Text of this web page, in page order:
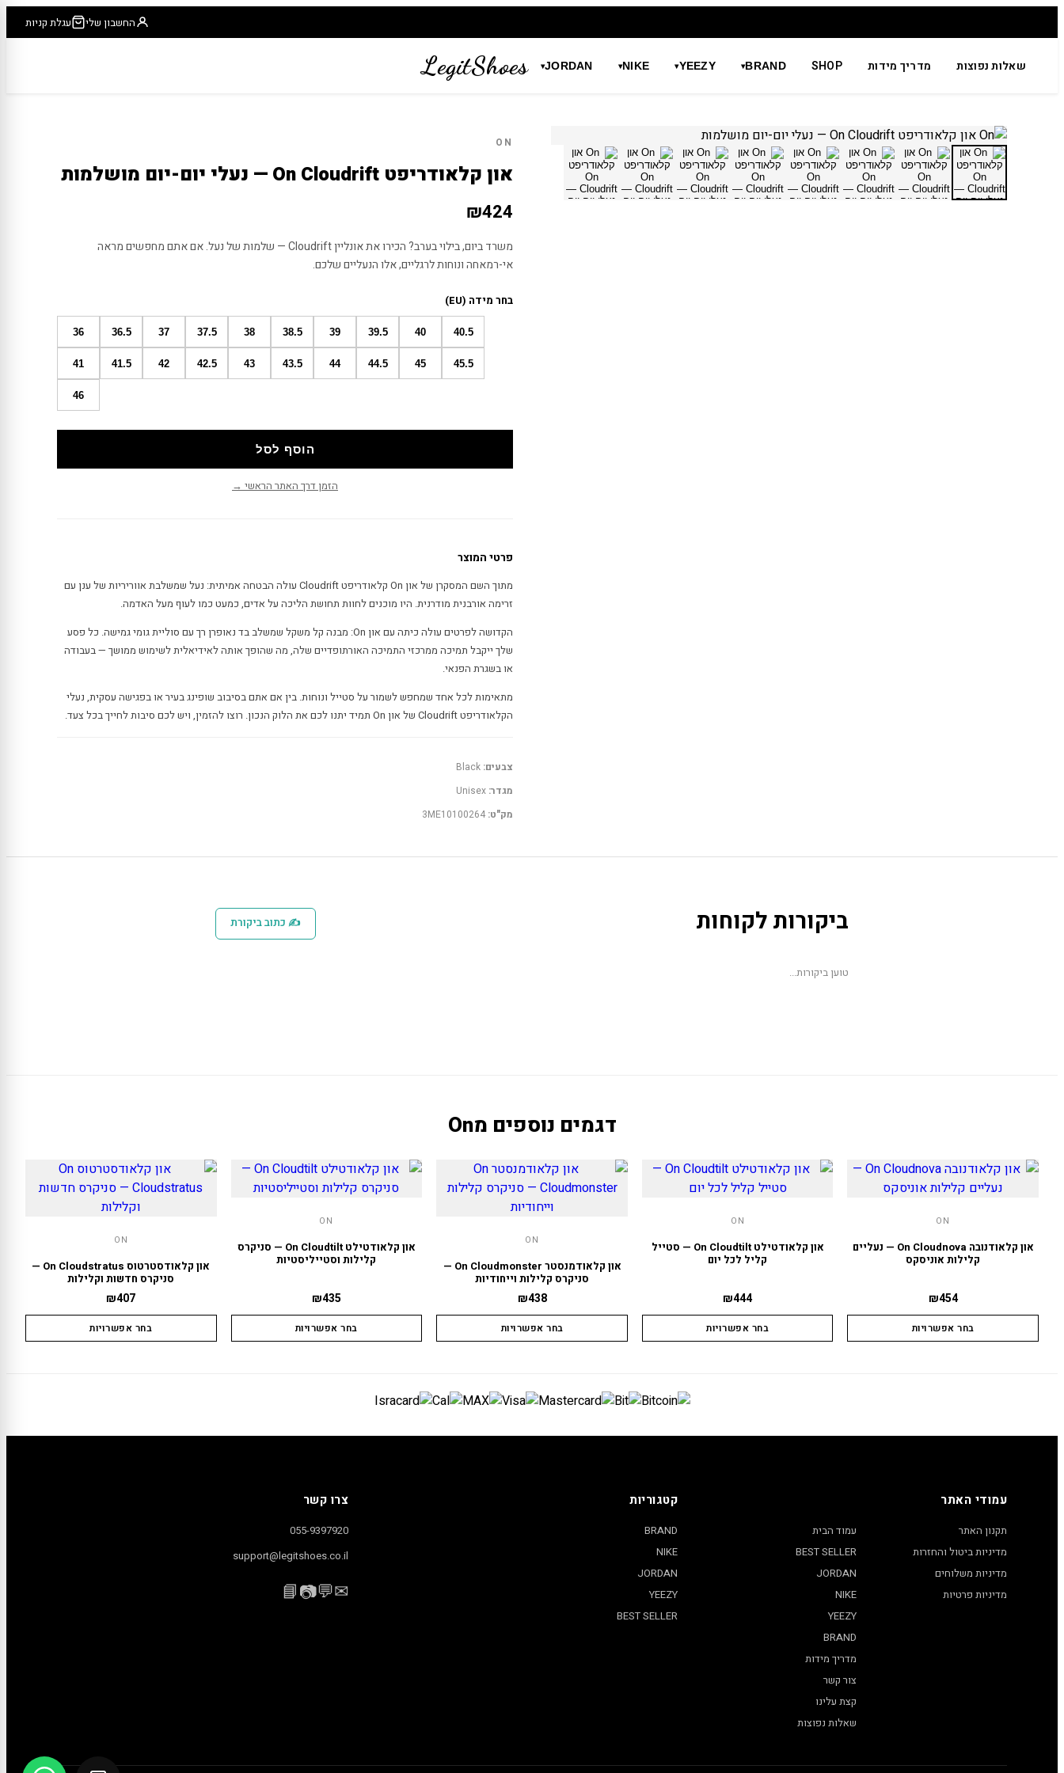
החשבון שלי עגלת קניות
JORDAN
▾ NIKE
▾ YEEZY
▾ BRAND
▾ SHOP מדריך מידות שאלות נפוצות LegitShoes
ON
און קלאודריפט On Cloudrift — נעלי יום-יום מושלמות
₪424
משרד ביום, בילוי בערב? הכירו את אונליין Cloudrift — שלמות של נעל. אם אתם מחפשים מראה
אי-רמאחה ונוחות לרגליים, אלו הנעליים שלכם.
בחר מידה (EU)
36 36.5 37 37.5 38 38.5 39 39.5 40 40.5
41 41.5 42 42.5 43 43.5 44 44.5 45 45.5
46
הוסף לסל
הזמן דרך האתר הראשי →
פרטי המוצר
מתוך השם המסקרן של און On קלאודריפט Cloudrift עולה הבטחה אמיתית: נעל שמשלבת אווריריות של ענן עם
זרימה אורבנית מודרנית. היו מוכנים לחוות תחושת הליכה על אדים, כמעט כמו לעוף מעל האדמה.
הקדושה לפרטים עולה כיתה עם און On: מבנה קל משקל שמשלב בד נאופרן רך עם סוליית גומי גמישה. כל פסע
שלך ייקבל תמיכה ממרכזי התמיכה האורתופדיים שלה, מה שהופך אותה לאידיאלית לשימוש ממושך — בעבודה
או בשגרת הפנאי.
מתאימות לכל אחד שמחפש לשמור על סטייל ונוחות. בין אם אתם בסיבוב שופינג בעיר או בפגישה עסקית, נעלי
הקלאודריפט Cloudrift של און On תמיד יתנו לכם את הלוק הנכון. רוצו להזמין, ויש לכם סיבות לחייך בכל צעד.
צבעים: Black
מגדר: Unisex
מק"ט: 3ME10100264
ביקורות לקוחות ✍ כתוב ביקורת
טוען ביקורות...
דגמים נוספים מOn
ON
און קלאודנובה On Cloudnova — נעליים
קלילות אוניסקס
₪454
בחר אפשרויות
ON
און קלאודטילט On Cloudtilt — סטייל
קליל לכל יום
₪444
בחר אפשרויות
ON
און קלאודמנסטר On Cloudmonster —
סניקרס קלילות וייחודיות
₪438
בחר אפשרויות
ON
און קלאודטילט On Cloudtilt — סניקרס
קלילות וסטייליסטיות
₪435
בחר אפשרויות
ON
און קלאודסטרטוס On Cloudstratus —
סניקרס חדשות וקלילות
₪407
בחר אפשרויות
עמודי האתר
תקנון האתר
מדיניות ביטול והחזרות
מדיניות משלוחים
מדיניות פרטיות
עמוד הבית
BEST SELLER
JORDAN
NIKE
YEEZY
BRAND
מדריך מידות
צור קשר
קצת עלינו
שאלות נפוצות
קטגוריות
BRAND
NIKE
JORDAN
YEEZY
BEST SELLER
צרו קשר
055-9397920
support@legitshoes.co.il
✉
💬
📷
📘